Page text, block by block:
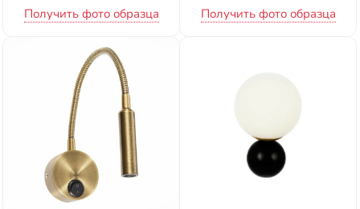
Получить фото образца Получить фото образца